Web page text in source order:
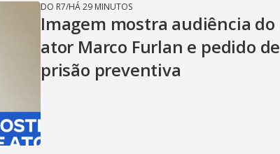
DO R7/HÁ 29 MINUTOS
Imagem mostra audiência do
ator Marco Furlan e pedido de
prisão preventiva